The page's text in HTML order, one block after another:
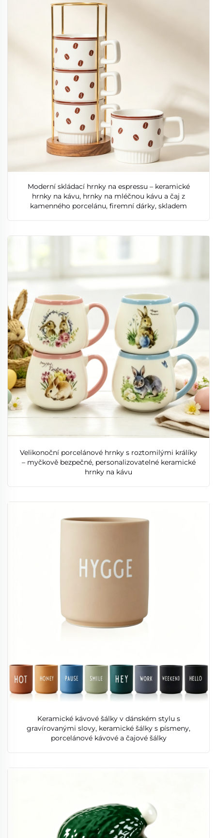
Moderní skládací hrnky na espressu – keramické
hrnky na kávu, hrnky na mléčnou kávu a čaj z
kamenného porcelánu, firemní dárky, skladem
Velikonoční porcelánové hrnky s roztomilými králíky
– myčkově bezpečné, personalizovatelné keramické
hrnky na kávu
Keramické kávové šálky v dánském stylu s
gravírovanými slovy, keramické šálky s písmeny,
porcelánové kávové a čajové šálky